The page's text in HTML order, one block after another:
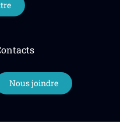
Nous joindre